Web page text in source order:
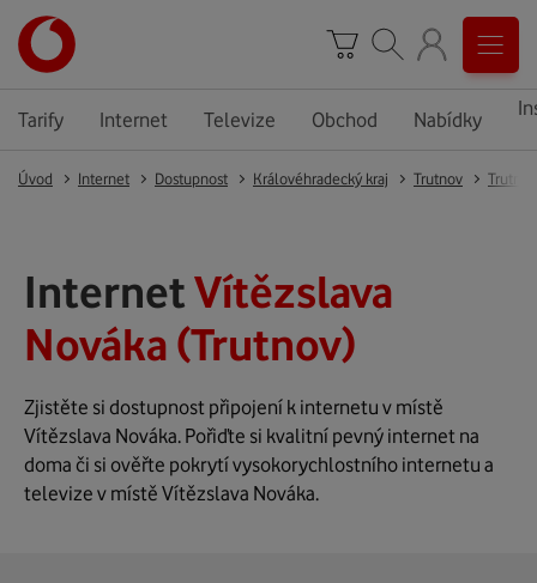
Tarify Internet Televize Obchod Nabídky
Úvod Internet Dostupnost Královéhradecký kraj Trutnov Trutnov
InternetVítězslava
Nováka (Trutnov)
Zjistěte si dostupnost připojení k internetu v místě
Vítězslava Nováka. Pořiďte si kvalitní pevný internet na
doma či si ověřte pokrytí vysokorychlostního internetu a
televize v místě Vítězslava Nováka.